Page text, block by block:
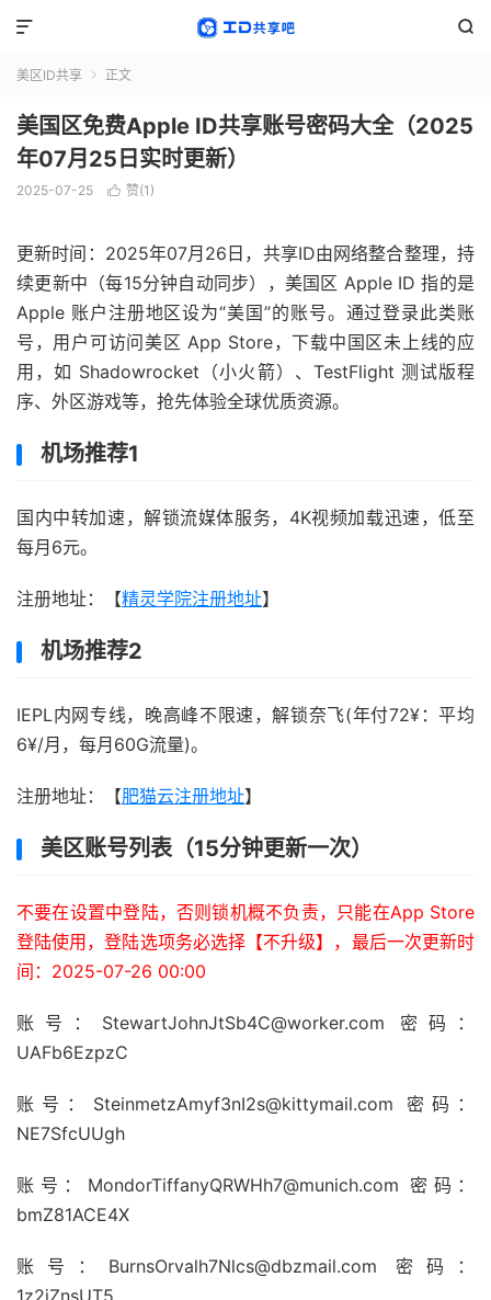


美区ID共享  正文
美国区免费Apple ID共享账号密码大全（2025
年07月25日实时更新）
2025-07-25  赞(1 )
更新时间：2025年07月26日，共享ID由网络整合整理，持
续更新中（每15分钟自动同步），美国区 Apple ID 指的是
Apple 账户注册地区设为“美国”的账号。通过登录此类账
号，用户可访问美区 App Store，下载中国区未上线的应
用，如 Shadowrocket（小火箭）、TestFlight 测试版程
序、外区游戏等，抢先体验全球优质资源。
机场推荐1
国内中转加速，解锁流媒体服务，4K视频加载迅速，低至
每月6元。
注册地址：【精灵学院注册地址】
机场推荐2
IEPL内网专线，晚高峰不限速，解锁奈飞(年付72¥：平均
6¥/月，每月60G流量)。
注册地址：【肥猫云注册地址】
美区账号列表（15分钟更新一次）
不要在设置中登陆，否则锁机概不负责，只能在App Store
登陆使用，登陆选项务必选择【不升级】，最后一次更新时
间：2025-07-26 00:00
账号： StewartJohnJtSb4C@worker.com 密码：
UAFb6EzpzC
账号： SteinmetzAmyf3nI2s@kittymail.com 密码：
NE7SfcUUgh
账号： MondorTiffanyQRWHh7@munich.com 密码：
bmZ81ACE4X
账号： BurnsOrvalh7Nlcs@dbzmail.com 密码：
1z2jZnsUT5